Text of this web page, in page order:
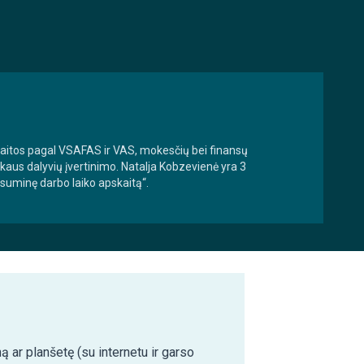
pagal VSAFAS ir VAS, mokesčių bei finansų
dalyvių įvertinimo. Natalja Kobzevienė yra 3
darbo laiko apskaitą“.
ar planšetę (su internetu ir garso